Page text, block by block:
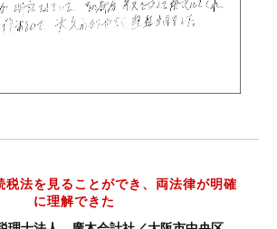
税法を見ることができ、両法律が明確
に理解できた